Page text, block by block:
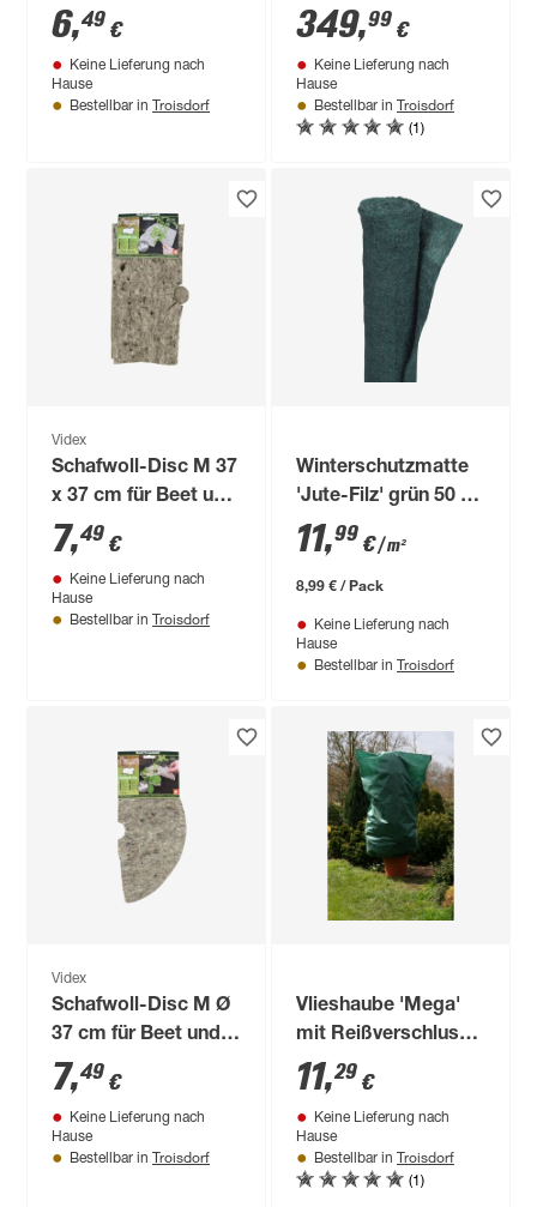
Pflanzkübel
6,49 €
Keine Lieferung nach
Hause
Bestellbar in Troisdorf
mit weiß
349,99 €
Keine Lieferung nach
Hause
Bestellbar in Troisdorf
(1)
Videx
Schafwoll-Disc M 37
x 37 cm für Beet und
Pflanzkübel
7,49 €
Keine Lieferung nach
Hause
Bestellbar in Troisdorf
Winterschutzmatte
'Jute-Filz' grün 50 x
150 cm
11,99 €/ m²
8,99 € / Pack
Keine Lieferung nach
Hause
Bestellbar in Troisdorf
Videx
Schafwoll-Disc M Ø
37 cm für Beet und
Pflanzkübel
7,49 €
Keine Lieferung nach
Hause
Bestellbar in Troisdorf
Vlieshaube 'Mega'
mit Reißverschluss
180 x 120 cm
11,29 €
Keine Lieferung nach
Hause
Bestellbar in Troisdorf
(1)